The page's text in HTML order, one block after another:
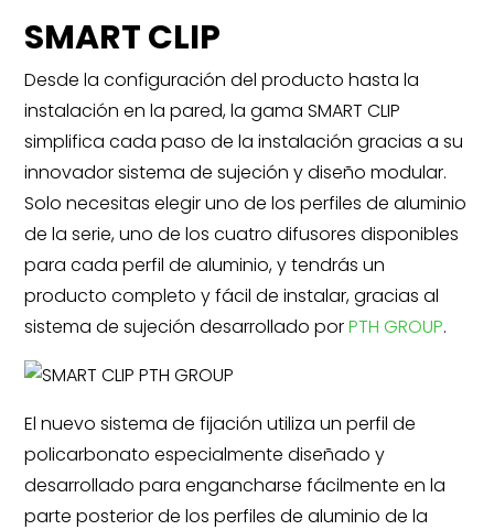
SMART CLIP
Desde la configuración del producto hasta la
instalación en la pared, la gama SMART CLIP
simplifica cada paso de la instalación gracias a su
innovador sistema de sujeción y diseño modular.
Solo necesitas elegir uno de los perfiles de aluminio
de la serie, uno de los cuatro difusores disponibles
para cada perfil de aluminio, y tendrás un
producto completo y fácil de instalar, gracias al
sistema de sujeción desarrollado porPTH GROUP.
El nuevo sistema de fijación utiliza un perfil de
policarbonato especialmente diseñado y
desarrollado para engancharse fácilmente en la
parte posterior de los perfiles de aluminio de la